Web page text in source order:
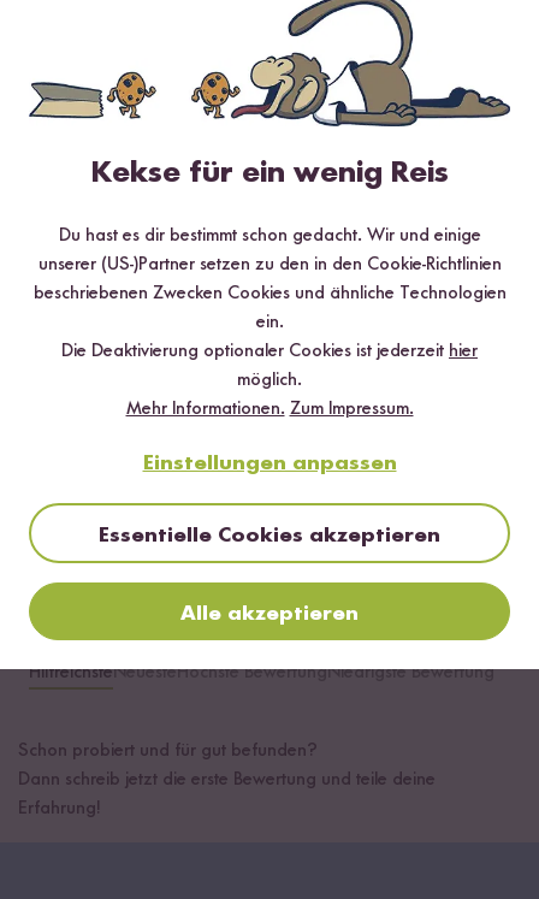
5 Sterne
4 Sterne 0 %
HilfreichsteNeuesteHöchste BewertungNiedrigste Bewertung
Schon probiert und für gut befunden?
Dann schreib jetzt die erste Bewertung und teile deine
Erfahrung!
Kekse für ein wenig Reis
Du hast es dir bestimmt schon gedacht. Wir und einige
unserer (US-)Partner setzen zu den in den Cookie-Richtlinien
beschriebenen Zwecken Cookies und ähnliche Technologien
ein.
Die Deaktivierung optionaler Cookies ist jederzeit hier
möglich.
Mehr Informationen. Zum Impressum.
Einstellungen anpassen
Essentielle Cookies akzeptieren
Alle akzeptieren